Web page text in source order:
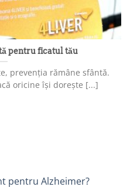
pentru ficatul tău
prevenția rămâne sfântă.
oricine își dorește [...]
pentru Alzheimer?